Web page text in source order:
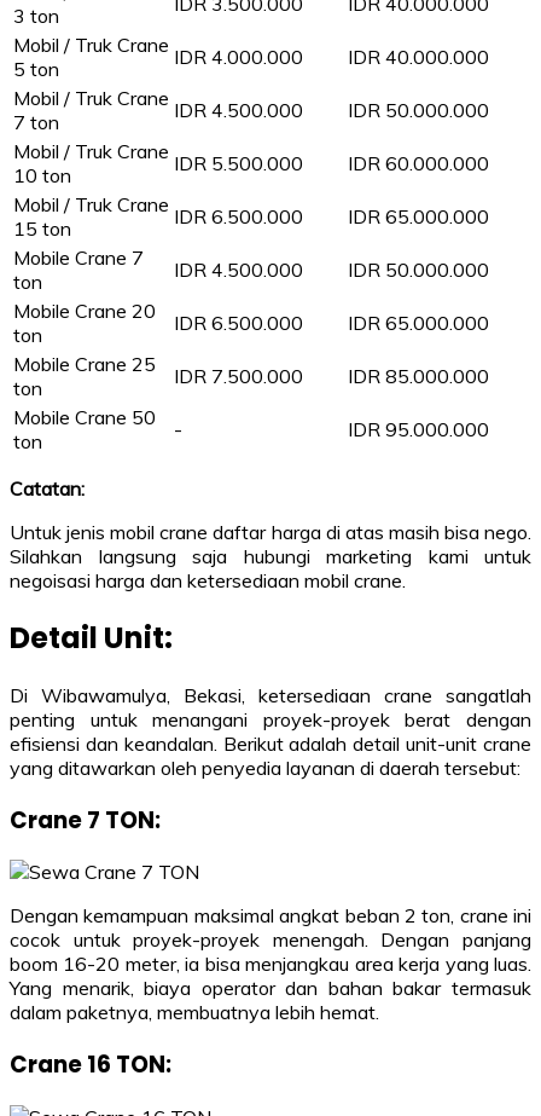
3 ton
Mobil / Truk Crane
5 ton
IDR 4.000.000
IDR 40.000.000
Mobil / Truk Crane
7 ton
IDR 4.500.000
IDR 50.000.000
Mobil / Truk Crane
10 ton
IDR 5.500.000
IDR 60.000.000
Mobil / Truk Crane
15 ton
IDR 6.500.000
IDR 65.000.000
Mobile Crane 7
ton
IDR 4.500.000
IDR 50.000.000
Mobile Crane 20
ton
IDR 6.500.000
IDR 65.000.000
Mobile Crane 25
ton
IDR 7.500.000
IDR 85.000.000
Mobile Crane 50
ton
- IDR 95.000.000
Catatan:
Untuk jenis mobil crane daftar harga di atas masih bisa nego.
Silahkan langsung saja hubungi marketing kami untuk
negoisasi harga dan ketersediaan mobil crane.
Detail Unit:
Di Wibawamulya, Bekasi, ketersediaan crane sangatlah
penting untuk menangani proyek-proyek berat dengan
efisiensi dan keandalan. Berikut adalah detail unit-unit crane
yang ditawarkan oleh penyedia layanan di daerah tersebut:
Crane 7 TON:
Dengan kemampuan maksimal angkat beban 2 ton, crane ini
cocok untuk proyek-proyek menengah. Dengan panjang
boom 16-20 meter, ia bisa menjangkau area kerja yang luas.
Yang menarik, biaya operator dan bahan bakar termasuk
dalam paketnya, membuatnya lebih hemat.
Crane 16 TON: